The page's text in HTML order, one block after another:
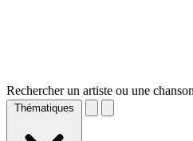
Rechercher un artiste ou une chanson
Thématiques